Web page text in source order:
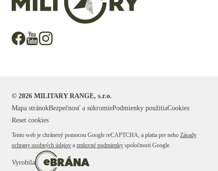
© 2026 MILITARY RANGE, s.r.o.
Mapa stránokBezpečnosť a súkromiePodmienky použitiaCookies
Reset cookies
Tento web je chránený pomocou Google reCAPTCHA, a platia pre neho Zásady
ochrany osobných údajov a zmluvné podmienky spoločnosti Google.
Vyrobila